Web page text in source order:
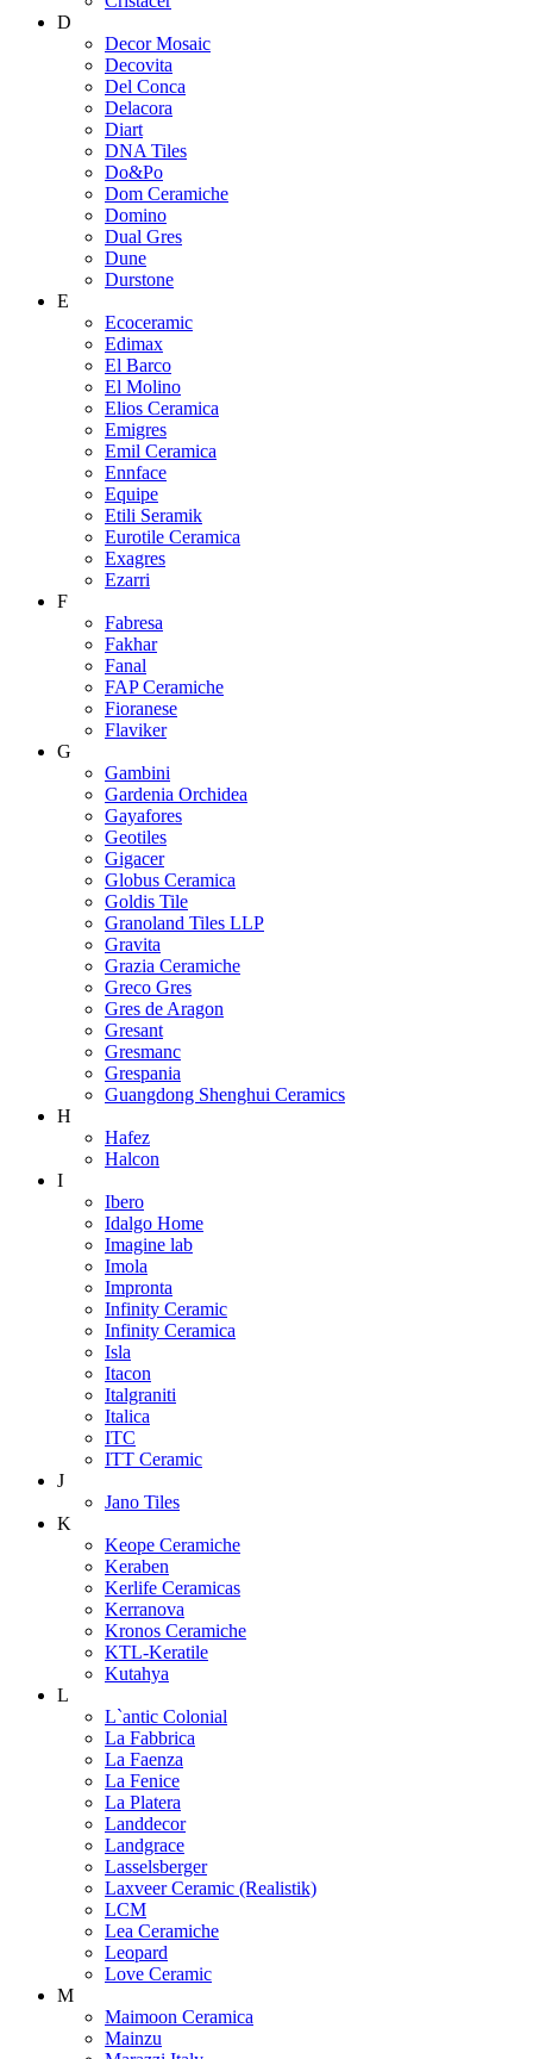
D
Decor Mosaic
Decovita
Del Conca
Delacora
Diart
DNA Tiles
Do&Po
Dom Ceramiche
Domino
Dual Gres
Dune
Durstone
E
Ecoceramic
Edimax
El Barco
El Molino
Elios Ceramica
Emigres
Emil Ceramica
Ennface
Equipe
Etili Seramik
Eurotile Ceramica
Exagres
Ezarri
F
Fabresa
Fakhar
Fanal
FAP Ceramiche
Fioranese
Flaviker
G
Gambini
Gardenia Orchidea
Gayafores
Geotiles
Gigacer
Globus Ceramica
Goldis Tile
Granoland Tiles LLP
Gravita
Grazia Ceramiche
Greco Gres
Gres de Aragon
Gresant
Gresmanc
Grespania
Guangdong Shenghui Ceramics
H
Hafez
Halcon
I
Ibero
Idalgo Home
Imagine lab
Imola
Impronta
Infinity Ceramic
Infinity Ceramica
Isla
Itacon
Italgraniti
Italica
ITC
ITT Ceramic
J
Jano Tiles
K
Keope Ceramiche
Keraben
Kerlife Ceramicas
Kerranova
Kronos Ceramiche
KTL-Keratile
Kutahya
L
L`antic Colonial
La Fabbrica
La Faenza
La Fenice
La Platera
Landdecor
Landgrace
Lasselsberger
Laxveer Ceramic (Realistik)
LCM
Lea Ceramiche
Leopard
Love Ceramic
M
Maimoon Ceramica
Mainzu